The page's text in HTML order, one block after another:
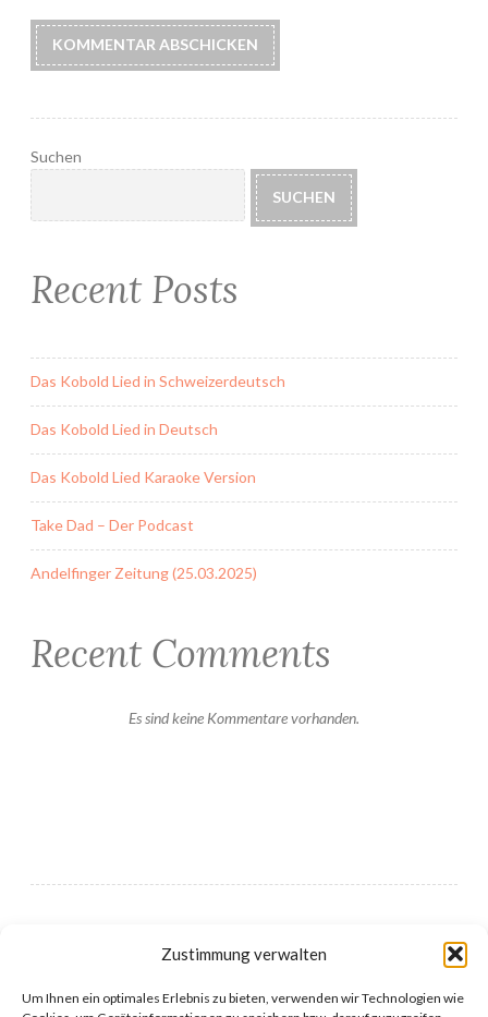
Zustimmung verwalten
Um Ihnen ein optimales Erlebnis zu bieten, verwenden wir Technologien wie
Suchen
SUCHEN
Recent Posts
Das Kobold Lied in Schweizerdeutsch
Das Kobold Lied in Deutsch
Das Kobold Lied Karaoke Version
Take Dad – Der Podcast
Andelfinger Zeitung (25.03.2025)
Recent Comments
Es sind keine Kommentare vorhanden.